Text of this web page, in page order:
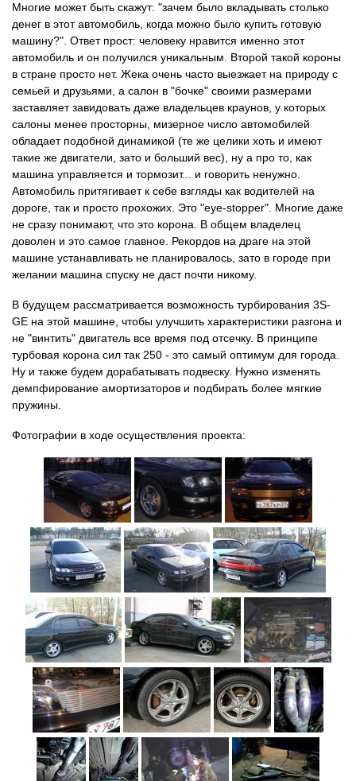
Многие может быть скажут: "зачем было вкладывать столько
денег в этот автомобиль, когда можно было купить готовую
машину?". Ответ прост: человеку нравится именно этот
автомобиль и он получился уникальным. Второй такой короны
в стране просто нет. Жека очень часто выезжает на природу с
семьей и друзьями, а салон в "бочке" своими размерами
заставляет завидовать даже владельцев краунов, у которых
салоны менее просторны, мизерное число автомобилей
обладает подобной динамикой (те же целики хоть и имеют
такие же двигатели, зато и больший вес), ну а про то, как
машина управляется и тормозит... и говорить ненужно.
Автомобиль притягивает к себе взгляды как водителей на
дороге, так и просто прохожих. Это "eye-stopper". Многие даже
не сразу понимают, что это корона. В общем владелец
доволен и это самое главное. Рекордов на драге на этой
машине устанавливать не планировалось, зато в городе при
желании машина спуску не даст почти никому.
В будущем рассматривается возможность турбирования 3S-
GE на этой машине, чтобы улучшить характеристики разгона и
не "винтить" двигатель все время под отсечку. В принципе
турбовая корона сил так 250 - это самый оптимум для города.
Ну и также будем дорабатывать подвеску. Нужно изменять
демпфирование амортизаторов и подбирать более мягкие
пружины.
Фотографии в ходе осуществления проекта: